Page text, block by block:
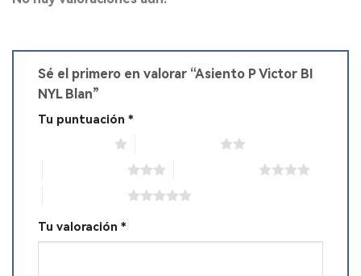
Sé el primero en valorar “Asiento P Victor BI
NYL Blan”
Tu puntuación *
Tu valoración *